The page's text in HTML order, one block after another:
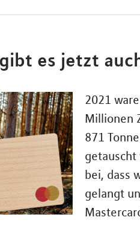
es jetzt
2021
Millionen
871
getauscht
bei, dass
gelangt